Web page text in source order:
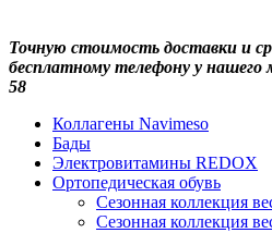
Точную стоимость доставки и
бесплатному телефону у нашего
58
Коллагены Navimeso
Бады
Электровитамины REDOX
Ортопедическая обувь
Сезонная коллекция
Сезонная коллекция